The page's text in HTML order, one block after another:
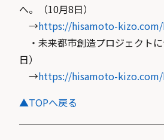
へ。（10月8日）
→https://hisamoto-
・未来都市創造プロジェクト
日）
→https://hisamoto-
▲TOPへ戻る
￣￣￣￣￣￣￣￣￣￣￣￣￣￣